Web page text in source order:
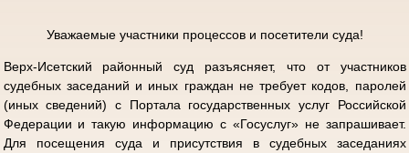
Уважаемые участники процессов и посетители суда!
Верх-Исетский районный суд разъясняет, что от участников
судебных заседаний и иных граждан не требует кодов, паролей
(иных сведений) с Портала государственных услуг Российской
Федерации и такую информацию с «Госуслуг» не запрашивает.
Для посещения суда и присутствия в судебных заседаниях